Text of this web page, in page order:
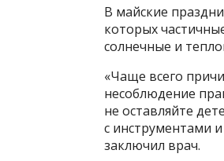
В майские
которых
солнечные и
«Чаще всего
несоблюдение
не оставляйте
с инструментами
заключил врач.